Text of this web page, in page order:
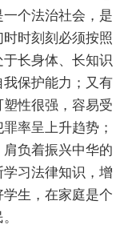
个法治社会，是
时刻刻必须按照
长身体、长知识
保护能力；又有
性很强，容易受
率呈上升趋势；
负着振兴中华的
习法律知识，增
生，在家庭是个